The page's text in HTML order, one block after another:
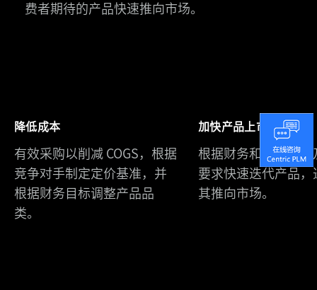
费者期待的产品快速推向市场。
降低成本
有效采购以削减 COGS，根据
竞争对手制定定价基准，并
根据财务目标调整产品品
类。
加快产品上市时间
根据财务和营销目标
要求快速迭代产品，
其推向市场。
Urban
Revivo
通
国
携
手